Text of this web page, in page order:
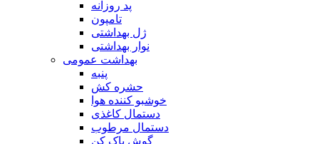
پد روزانه
تامپون
ژل بهداشتی
نوار بهداشتی
بهداشت عمومی
پنبه
حشره کش
خوشبو کننده هوا
دستمال کاغذی
دستمال مرطوب
گوش پاک کن